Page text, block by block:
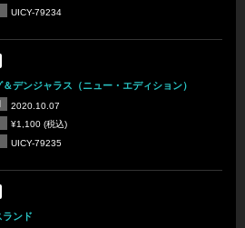
UICY-79234
デンジャラス（ニュー・エディション）
2020.10.07
¥1,100 (税込)
UICY-79235
ランド